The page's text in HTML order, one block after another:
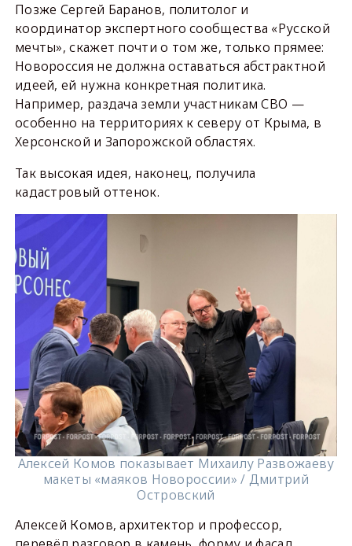
Позже Сергей Баранов, политолог и
координатор экспертного сообщества «Русской
мечты», скажет почти о том же, только прямее:
Новороссия не должна оставаться абстрактной
идеей, ей нужна конкретная политика.
Например, раздача земли участникам СВО —
особенно на территориях к северу от Крыма, в
Херсонской и Запорожской областях.
Так высокая идея, наконец, получила
кадастровый оттенок.
Алексей Комов показывает Михаилу Развожаеву
макеты «маяков Новороссии» / Дмитрий
Островский
Алексей Комов, архитектор и профессор,